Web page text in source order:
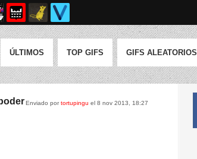
ÚLTIMOS TOP GIFS GIFS ALEATORIOS
Enviado portortupingu el 8 nov 2013, 18:27